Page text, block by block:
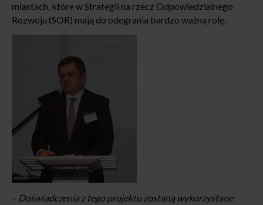
miastach, które w Strategii na rzecz Odpowiedzialnego
Rozwoju (SOR) mają do odegrania bardzo ważną rolę.
– Doświadczenia z tego projektu zostaną wykorzystane